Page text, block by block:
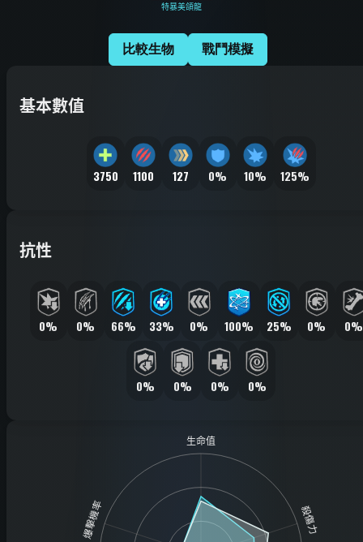
特暴美頜龍
比較生物 戰鬥模擬
基本數值
3750 1100 127 0% 10% 125%
抗性
0% 0% 66% 33% 0% 100% 25% 0% 0%
0% 0% 0% 0%
生命值
殺傷力
爆擊機率